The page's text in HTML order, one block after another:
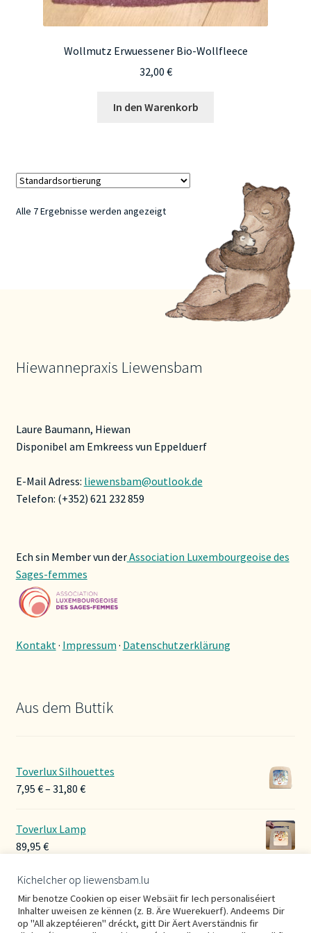
Wollmutz Erwuessener Bio-Wollfleece
32,00 €
In den Warenkorb
Alle 7 Ergebnisse werden angezeigt
Hiewannepraxis Liewensbam
Laure Baumann, Hiewan
Disponibel am Emkreess vun Eppelduerf
E-Mail Adress: liewensbam@outlook.de
Telefon: (+352) 621 232 859
Ech sin Member vun derAssociation Luxembourgeoise des
Sages-femmes
Kontakt · Impressum · Datenschutzerklärung
Aus dem Buttik
Toverlux Silhouettes
7,95 €– 31,80 €Preisspanne:
Toverlux Lamp
89,95 €
Hoerbänner Wollwalk
29,00€
Kichelcher op liewensbam.lu
Mir benotze Cookien op eiser Websäit fir Iech personaliséiert
Inhalter uweisen ze kënnen (z. B. Äre Wuerekuerf). Andeems Dir
op "All akzeptéieren" dréckt, gitt Dir Äert Averständnis fir